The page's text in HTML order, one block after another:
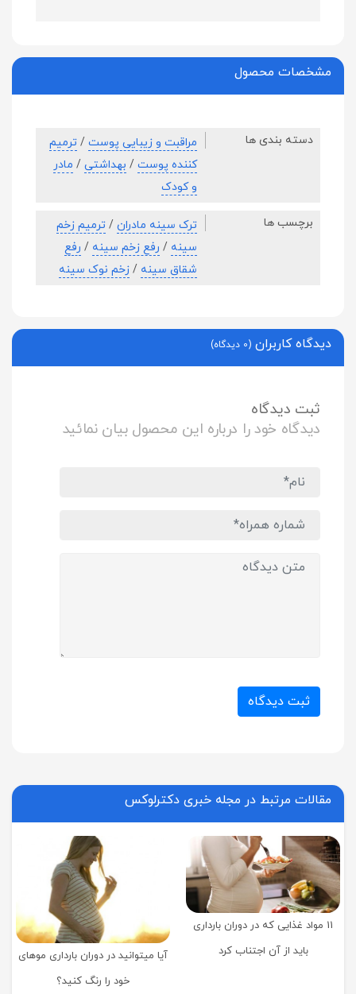
مشخصات محصول
دسته بندی ها مراقبت و زیبایی پوست / ترمیم
کننده پوست / بهداشتی / مادر
و کودک
برچسب ها ترک سینه مادران / ترمیم زخم
سینه / رفع زخم سینه / رفع
شقاق سینه / زخم نوک سینه
دیدگاه کاربران (0 دیدگاه)
ثبت دیدگاه
دیدگاه خود را درباره این محصول بیان نمائید
ثبت دیدگاه
مقالات مرتبط در مجله خبری دکترلوکس
11 مواد غذایی که در دوران بارداری
باید از آن اجتناب کرد
آیا میتوانید در دوران بارداری موهای
خود را رنگ کنید؟